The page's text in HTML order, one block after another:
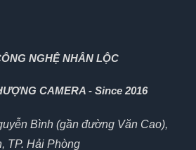
NGHỆ NHÂN LỘC
CAMERA - Since 2016
Bình (gần đường Văn Cao),
TP. Hải Phòng